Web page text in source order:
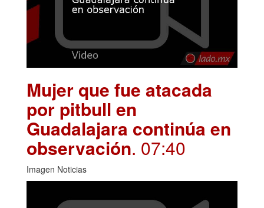
Mujer que fue atacada
por pitbull en
Guadalajara continúa en
observación. 07:40
Imagen Noticias